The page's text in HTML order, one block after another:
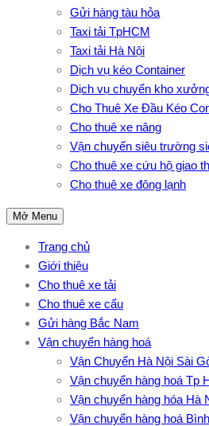
Gửi hàng tàu hỏa
Taxi tải TpHCM
Taxi tải Hà Nội
Dịch vụ kéo Container
Dịch vụ chuyển kho
Cho Thuê Xe Đầu Kéo
Cho thuê xe nâng
Vận chuyển siêu trường
Cho thuê xe cứu hộ giao
Cho thuê xe đông lạnh
Mở Menu
Trang chủ
Giới thiệu
Cho thuê xe tải
Cho thuê xe cẩu
Gửi hàng Bắc Nam
Vận chuyển hàng hoá
Vận Chuyển Hà Nội Sài
Vận chuyển hàng hoá Tp
Vận chuyển hàng hóa Hà
Vận chuyển hàng hoá